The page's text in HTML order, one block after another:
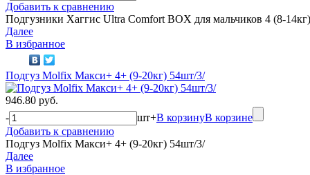
Добавить к сравнению
Подгузники Хаггис Ultra Comfort BOX для мальчиков 4 (8-
Далее
В избранное
Подгуз Molfix Макси+ 4+ (9-20кг) 54шт/3/
946.80 руб.
-
шт+В корзинуВ корзине
Добавить к сравнению
Подгуз Molfix Макси+ 4+ (9-20кг) 54шт/3/
Далее
В избранное